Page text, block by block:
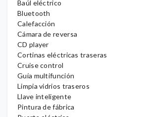
Baúl eléctrico
Bluetooth
Calefacción
Cámara de reversa
CD player
Cortinas eléctricas traseras
Cruise control
Guía multifunción
Limpia vidrios traseros
Llave inteligente
Pintura de fábrica